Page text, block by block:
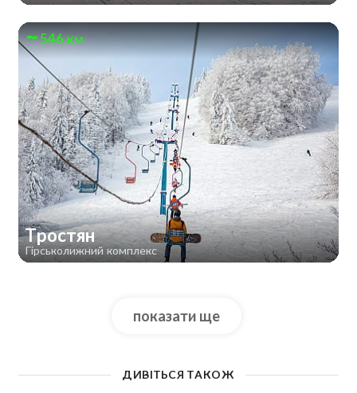
546 км
Тростян
Гірськолижний комплекс
показати ще
ДИВІТЬСЯ ТАКОЖ